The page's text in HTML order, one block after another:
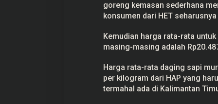
goreng kemasan sederhana
konsumen dari HET
Kemudian harga rata-rata
masing-masing adalah
Harga rata-rata daging sapi
per kilogram dari HAP yang
termahal ada di Kalimantan